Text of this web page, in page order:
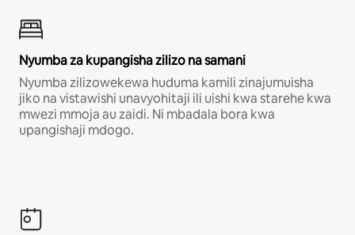
Nyumba za kupangisha zilizo na samani
Nyumba zilizowekewa huduma kamili zinajumuisha
jiko na vistawishi unavyohitaji ili uishi kwa starehe kwa
mwezi mmoja au zaidi. Ni mbadala bora kwa
upangishaji mdogo.